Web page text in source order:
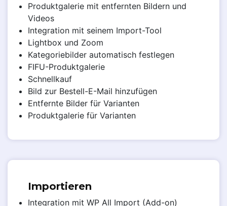
Produktgalerie mit entfernten Bildern und
Videos
Integration mit seinem Import-Tool
Lightbox und Zoom
Kategoriebilder automatisch festlegen
FIFU-Produktgalerie
Schnellkauf
Bild zur Bestell-E-Mail hinzufügen
Entfernte Bilder für Varianten
Produktgalerie für Varianten
Importieren
Integration mit WP All Import (Add-on)